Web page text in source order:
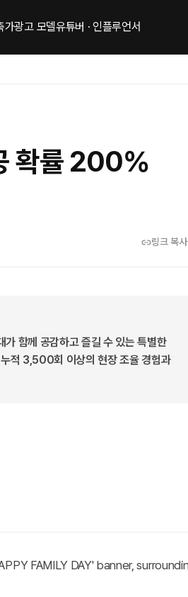
가광고 모델유튜버 · 인플루언서
확률 200%
링크 복사
함께 공감하고 즐길 수 있는 특별한
적 3,500회 이상의 현장 조율 경험과